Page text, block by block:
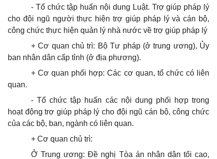
- Tổ chức tập huấn nội dung Luật. Trợ giúp pháp lý
cho đội ngũ người thực hiện trợ giúp pháp lý và cán bộ,
công chức thực hiện quản lý nhà nước về trợ giúp pháp lý
+ Cơ quan chủ trì: Bộ Tư pháp (ở trung ương), Ủy
ban nhân dân cấp tỉnh (ở địa phương).
+ Cơ quan phối hợp: Các cơ quan, tổ chức có liên
quan.
- Tổ chức tập huấn các nội dung phối hợp trong
hoạt động trợ giúp pháp lý cho đội ngũ cán bộ, công chức
của các bộ, ban, ngành có liên quan.
+ Cơ quan chủ trì:
Ở Trung ương: Đề nghị Tòa án nhân dân tối cao,